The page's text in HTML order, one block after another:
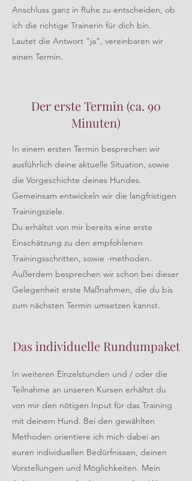
Anschluss ganz in Ruhe zu entscheiden, ob
ich die richtige Trainerin für dich bin.
Lautet die Antwort "ja", vereinbaren wir
einen Termin.
Der erste Termin (ca. 90
Minuten)
In einem ersten Termin besprechen wir
ausführlich deine aktuelle Situation, sowie
die Vorgeschichte deines Hundes.
Gemeinsam entwickeln wir die langfristigen
Trainingsziele.
Du erhältst von mir bereits eine erste
Einschätzung zu den empfohlenen
Trainingsschritten, sowie -methoden.
Außerdem besprechen wir schon bei dieser
Gelegenheit erste Maßnahmen, die du bis
zum nächsten Termin umsetzen kannst.
Das individuelle Rundumpaket
In weiteren Einzelstunden und / oder die
Teilnahme an unseren Kursen erhältst du
von mir den nötigen Input für das Training
mit deinem Hund. Bei den gewählten
Methoden orientiere ich mich dabei an
euren individuellen Bedürfnissen, deinen
Vorstellungen und Möglichkeiten. Mein